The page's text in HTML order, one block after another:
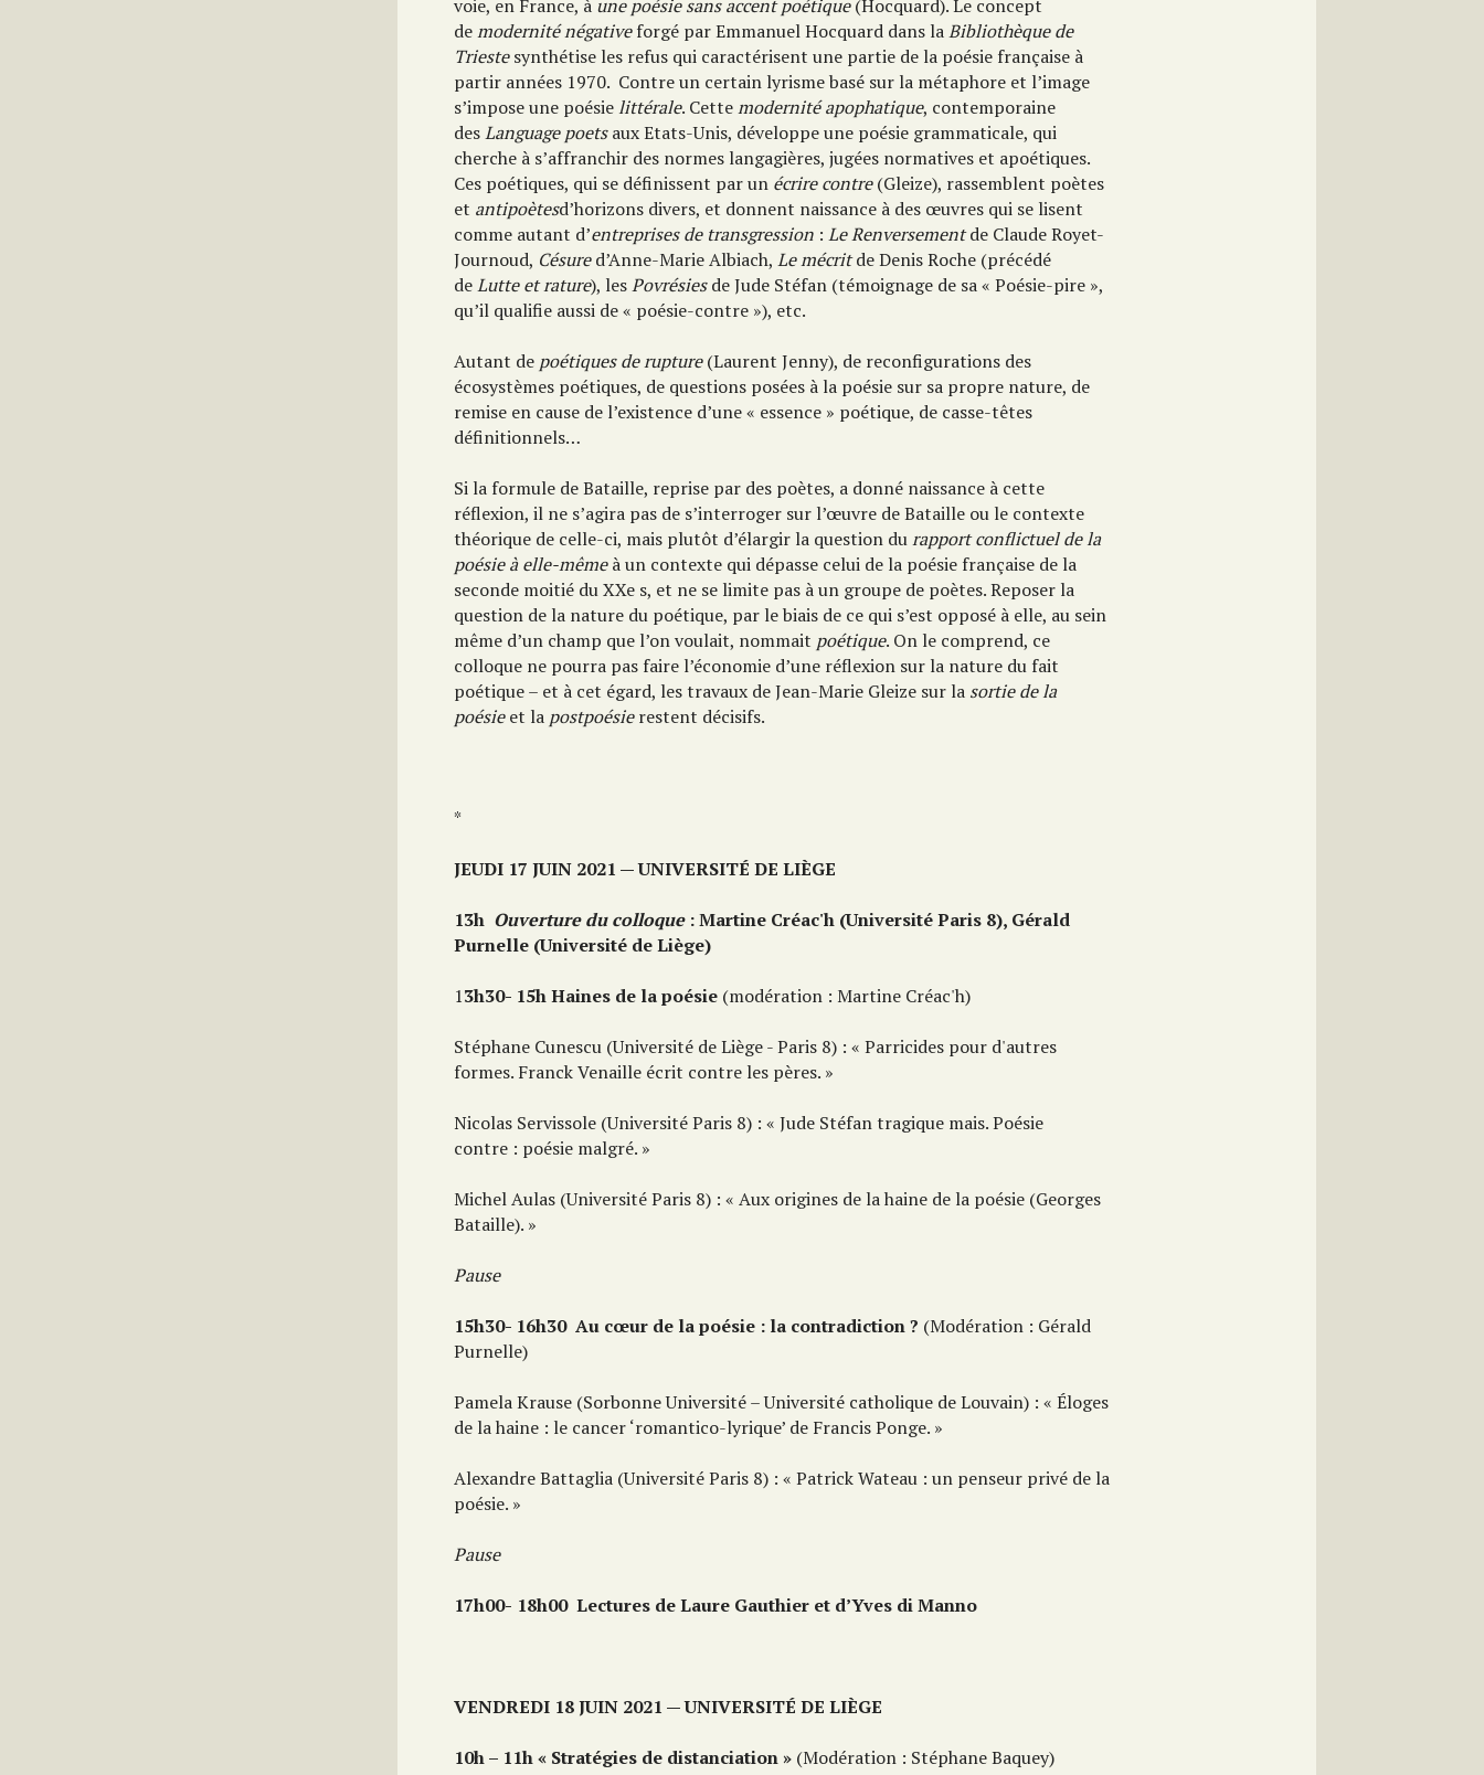
voie, en France, à une poésie sans accent poétique(Hocquard). Le concept
demodernité négativeforgé par Emmanuel Hocquard dans laBibliothèque de
Triestesynthétise les refus qui caractérisent une partie de la poésie française à
partir années 1970. Contre un certain lyrisme basé sur la métaphore et l’image
s’impose une poésielittérale. Cettemodernité apophatique, contemporaine
desLanguage poetsaux Etats-Unis, développe une poésie grammaticale, qui
cherche à s’affranchir des normes langagières, jugées normatives et apoétiques.
Ces poétiques, qui se définissent par un écrire contre(Gleize), rassemblent poètes
et antipoètesd’horizons divers, et donnent naissance à des œuvres qui se lisent
comme autant d’entreprises de transgression :Le Renversementde Claude Royet-
Journoud, Césured’Anne-Marie Albiach,Le mécritde Denis Roche (précédé
deLutte et rature), lesPovrésiesde Jude Stéfan (témoignage de sa « Poésie-pire »,
qu’il qualifie aussi de « poésie-contre »), etc.
Autant de poétiques de rupture(Laurent Jenny), de reconfigurations des
écosystèmes poétiques, de questions posées à la poésie sur sa propre nature, de
remise en cause de l’existence d’une « essence » poétique, de casse-têtes
définitionnels…
Si la formule de Bataille, reprise par des poètes, a donné naissance à cette
réflexion, il ne s’agira pas de s’interroger sur l’œuvre de Bataille ou le contexte
théorique de celle-ci, mais plutôt d’élargir la question durapport conflictuel de la
poésie à elle-mêmeà un contexte qui dépasse celui de la poésie française de la
seconde moitié du XXe s, et ne se limite pas à un groupe de poètes. Reposer la
question de la nature du poétique, par le biais de ce qui s’est opposé à elle, au sein
même d’un champ que l’on voulait, nommait poétique. On le comprend, ce
colloque ne pourra pas faire l’économie d’une réflexion sur la nature du fait
poétique – et à cet égard, les travaux de Jean-Marie Gleize sur la sortie de la
poésieet la postpoésierestent décisifs.
*
JEUDI 17 JUIN 2021 — UNIVERSITÉ DE LIÈGE
13h Ouverture du colloque: Martine Créac'h (Université Paris 8), Gérald
Purnelle (Université de Liège)
13h30- 15h Haines de la poésie (modération : Martine Créac'h)
Stéphane Cunescu (Université de Liège - Paris 8) : « Parricides pour d'autres
formes. Franck Venaille écrit contre les pères. »
Nicolas Servissole (Université Paris 8) : « Jude Stéfan tragique mais. Poésie
contre : poésie malgré. »
Michel Aulas (Université Paris 8) : « Aux origines de la haine de la poésie (Georges
Bataille). »
Pause
15h30- 16h30 Au cœur de la poésie : la contradiction ? (Modération : Gérald
Purnelle)
Pamela Krause (Sorbonne Université – Université catholique de Louvain) : « Éloges
de la haine : le cancer ‘romantico-lyrique’ de Francis Ponge. »
Alexandre Battaglia (Université Paris 8) : « Patrick Wateau : un penseur privé de la
poésie. »
Pause
17h00- 18h00 Lectures deLaure Gauthier et d’Yves di Manno
VENDREDI 18 JUIN 2021 — UNIVERSITÉ DE LIÈGE
10h – 11h « Stratégies de distanciation » (Modération : Stéphane Baquey)